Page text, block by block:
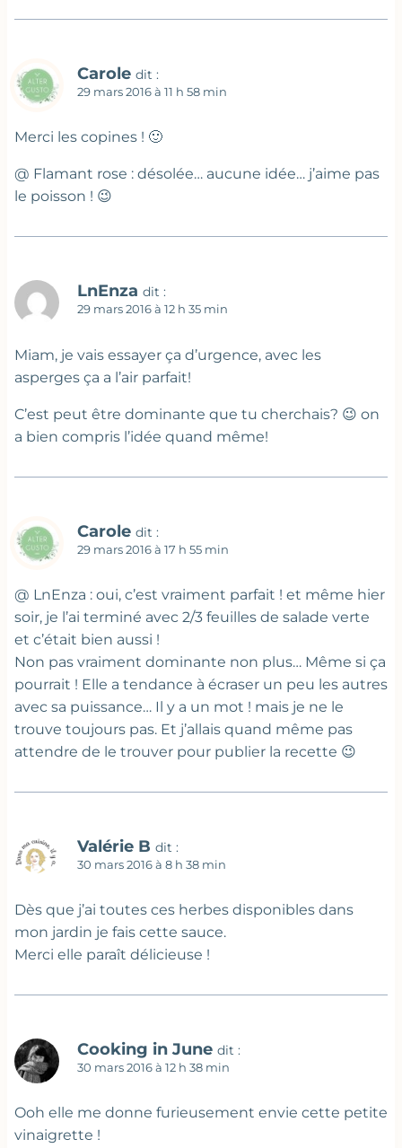
Carole dit :
29 mars 2016 à 11 h 58 min
Merci les copines ! 🙂
@ Flamant rose : désolée… aucune idée… j’aime pas
le poisson ! 😉
LnEnza dit :
29 mars 2016 à 12 h 35 min
Miam, je vais essayer ça d’urgence, avec les
asperges ça a l’air parfait!
C’est peut être dominante que tu cherchais? 😉 on
a bien compris l’idée quand même!
Carole dit :
29 mars 2016 à 17 h 55 min
@ LnEnza : oui, c’est vraiment parfait ! et même hier
soir, je l’ai terminé avec 2/3 feuilles de salade verte
et c’était bien aussi !
Non pas vraiment dominante non plus… Même si ça
pourrait ! Elle a tendance à écraser un peu les autres
avec sa puissance… Il y a un mot ! mais je ne le
trouve toujours pas. Et j’allais quand même pas
attendre de le trouver pour publier la recette 😉
Valérie B dit :
30 mars 2016 à 8 h 38 min
Dès que j’ai toutes ces herbes disponibles dans
mon jardin je fais cette sauce.
Merci elle paraît délicieuse !
Cooking in June dit :
30 mars 2016 à 12 h 38 min
Ooh elle me donne furieusement envie cette petite
vinaigrette !